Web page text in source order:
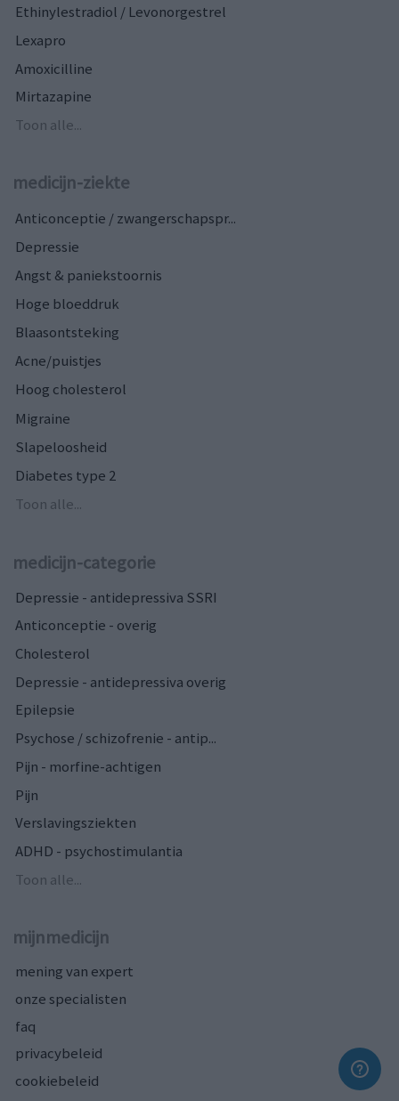
Ethinylestradiol / Levonorgestrel
Lexapro
Amoxicilline
Mirtazapine
Toon alle...
medicijn-ziekte
Anticonceptie / zwangerschapspr...
Depressie
Angst & paniekstoornis
Hoge bloeddruk
Blaasontsteking
Acne/puistjes
Hoog cholesterol
Migraine
Slapeloosheid
Diabetes type 2
Toon alle...
medicijn-categorie
Depressie - antidepressiva SSRI
Anticonceptie - overig
Cholesterol
Depressie - antidepressiva overig
Epilepsie
Psychose / schizofrenie - antip...
Pijn - morfine-achtigen
Pijn
Verslavingsziekten
ADHD - psychostimulantia
Toon alle...
mijnmedicijn
mening van expert
onze specialisten
faq
privacybeleid
cookiebeleid